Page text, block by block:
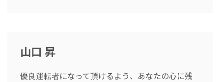
山口 昇
優良運転者になって頂けるよう、あなたの心に残